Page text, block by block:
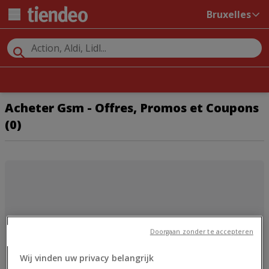
Bruxelles
Acheter Gsm - Offres, Promos et Coupons
(0)
Wij vinden uw privacy belangrijk
Doorgaan zonder te accepteren